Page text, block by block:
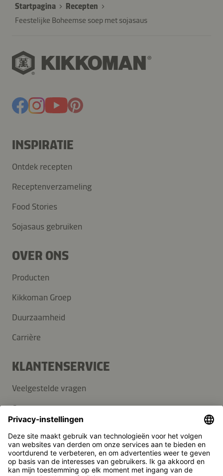
Startpagina
Recepten
Feestelijke Boheemse soep met sojasaus
INSPIRATIE
Ontdek recepten
Receptenverzameling
Food Stories
Sojasaus gebruiken
OVER ONS
Producten
Kikkoman Groep
Duurzaamheid
Carrière
KLANTENSERVICE
Veelgestelde vragen
Contact
Pers